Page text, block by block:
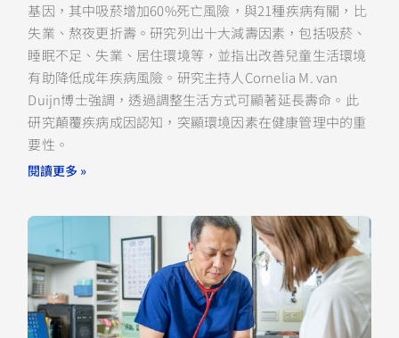
基因，其中吸菸增加60%死亡風險，與21種疾病有關，比
失業、熬夜更折壽。研究列出十大減壽因素，包括吸菸、
睡眠不足、失業、居住環境等，並指出改善兒童生活環境
有助降低成年疾病風險。研究主持人Cornelia M. van
Duijn博士強調，透過調整生活方式可顯著延長壽命。此
研究顛覆疾病成因認知，突顯環境因素在健康管理中的重
要性。
閱讀更多 »